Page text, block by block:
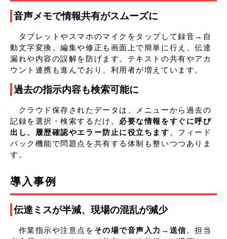
音声メモで情報共有がスムーズに
タブレットやスマホのマイクをタップして録音→自
動文字変換。編集や修正も画面上で簡単に行え、伝達
漏れや内容の誤解を防げます。テキストの共有やアカ
ウント連携も進んでおり、利用者が増えています。
過去の指示内容も検索可能に
クラウド保存されたデータは、メニューから過去の
記録を選択・検索するだけ。 必要な情報をすぐに呼び
出し、履歴確認やエラー防止に役立ちます。フィード
バック機能で問題点を共有する体制も整いつつありま
す。
導入事例
伝達ミスが半減、現場の混乱が減少
作業指示や注意点を その場で音声入力→送信。担当